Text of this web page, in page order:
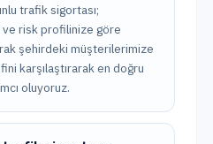
trafik sigortası;
ve risk profilinize göre
şehirdeki müşterilerimize
karşılaştırarak en doğru
oluyoruz.